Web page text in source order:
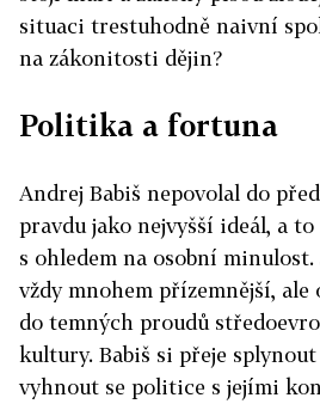
situaci trestuhodně naivní
na zákonitosti dějin?
Politika a fortuna
Andrej Babiš nepovolal do
pravdu jako nejvyšší ideál, a
s ohledem na osobní
vždy mnohem přízemnější, ale
do temných proudů
kultury. Babiš si přeje
vyhnout se politice s jejími